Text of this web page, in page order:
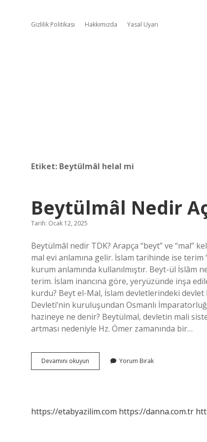
Gizlilik Politikası Hakkımızda Yasal Uyarı
Etiket: Beytülmâl helal mi
Beytülmâl Nedir
Tarih: Ocak 12, 2025
Beytülmâl nedir TDK? Arapça “beyt” ve “mal”
mal evi anlamına gelir. İslam tarihinde ise
kurum anlamında kullanılmıştır. Beyt-ül İslâm
terim. İslam inancına göre, yeryüzünde inşa
kurdu? Beyt el-Mal, İslam devletlerindeki devlet
Devleti’nin kuruluşundan Osmanlı
hazineye ne denir? Beytülmal, devletin mali
artması nedeniyle Hz. Ömer zamanında bir…
Devamını okuyun Beytülmâl
Nedir
Yorum Bırak
https://etabyazilim.com https://danna.com.tr